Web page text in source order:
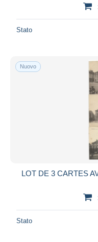
Stato
Nuovo
LOT DE 3 CARTES
Stato